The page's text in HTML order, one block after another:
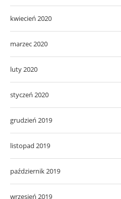
kwiecień 2020
marzec 2020
luty 2020
styczeń 2020
grudzień 2019
listopad 2019
październik 2019
wrzesień 2019